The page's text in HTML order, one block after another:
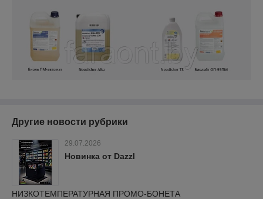
Другие новости рубрики
29.07.2026
Новинка от Dazzl
НИЗКОТЕМПЕРАТУРНАЯ ПРОМО-БОНЕТА